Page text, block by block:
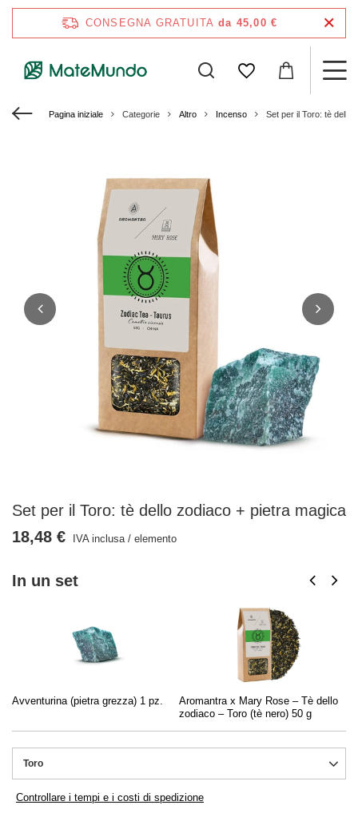
CONSEGNA GRATUITA da 45,00 €
Pagina iniziale Categorie Altro Incenso Set per il Toro: tè dello
Set per il Toro: tè dello zodiaco + pietra magica
In un set
Avventurina (pietra grezza) 1 pz.
Aromantra x Mary Rose – Tè dello
zodiaco – Toro (tè nero) 50 g
Toro
Controllare i tempi e i costi di spedizione
18,48 € IVA inclusa/ elemento